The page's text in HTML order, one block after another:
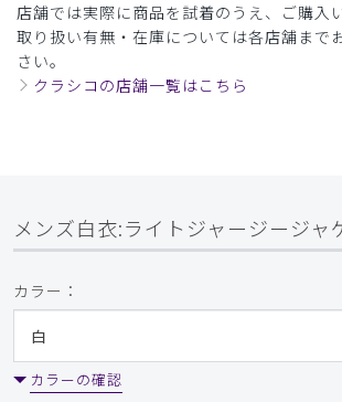
店舗では実際に商品を試着のうえ、ご購入
取り扱い有無・在庫については各店舗まで
さい。
クラシコの店舗一覧はこちら
メンズ白衣:ライトジャージージャ
カラー：
カラーの確認